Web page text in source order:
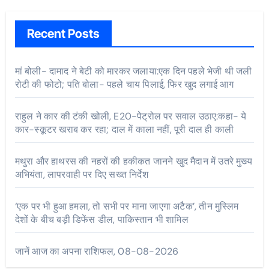
Recent Posts
मां बोली- दामाद ने बेटी को मारकर जलाया:एक दिन पहले भेजी थी जली
रोटी की फोटो; पति बोला- पहले चाय पिलाई, फिर खुद लगाई आग
राहुल ने कार की टंकी खोली, E20-पेट्रोल पर सवाल उठाए:कहा- ये
कार-स्कूटर खराब कर रहा; दाल में काला नहीं, पूरी दाल ही काली
मथुरा और हाथरस की नहरों की हकीकत जानने खुद मैदान में उतरे मुख्य
अभियंता, लापरवाही पर दिए सख्त निर्देश
‘एक पर भी हुआ हमला, तो सभी पर माना जाएगा अटैक’, तीन मुस्लिम
देशों के बीच बड़ी डिफेंस डील, पाकिस्तान भी शामिल
जानें आज का अपना राशिफल, 08-08-2026